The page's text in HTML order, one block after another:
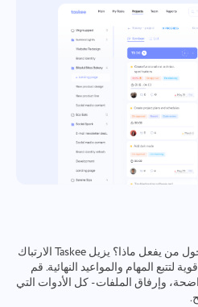
مهام غامضة وسوء فهم مستمر حول من يفعل ماذا؟ يزيل Taskee الارتباك
لتتبع المهام والمواعيد النهائية. قم
وإرفاق الملفات - كل الأدوات التي